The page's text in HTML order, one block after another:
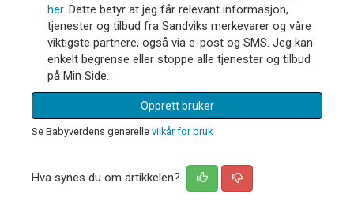
her. Dette betyr at jeg får relevant informasjon,
tjenester og tilbud fra Sandviks merkevarer og våre
viktigste partnere, også via e-post og SMS. Jeg kan
enkelt begrense eller stoppe alle tjenester og tilbud
på Min Side.
Opprett bruker
Se Babyverdens generelle vilkår for bruk
Hva synes du om artikkelen?